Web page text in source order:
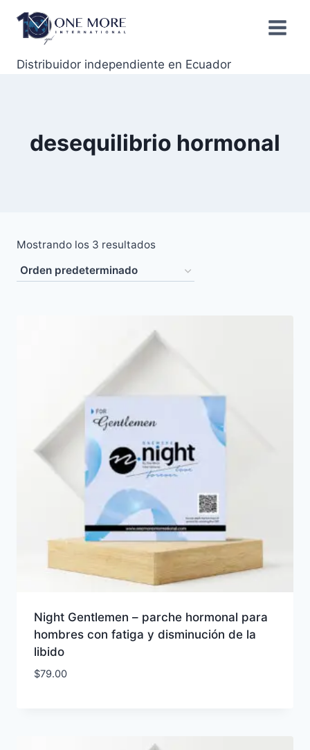
Distribuidor independiente en Ecuador
desequilibrio hormonal
Mostrando los 3 resultados
Night Gentlemen – parche hormonal para
hombres con fatiga y disminución de la
libido
$79.00